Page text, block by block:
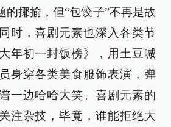
的揶揄，但“包饺子”不再是故
时，喜剧元素也深入各类节
年初一封饭榜》，用土豆喊
身穿各类美食服饰表演，弹
一边哈哈大笑。喜剧元素的
注杂技，毕竟，谁能拒绝大